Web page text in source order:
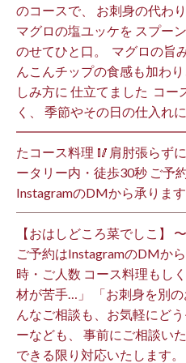
のコースで、 お刺身の代わ
マグロの塩ユッケを スプー
のせてひと口。 ⁡ マグロの旨
んこんチップの食感も加わ
しみ方に 仕立てました️ ⁡ コ
く、 季節やその日の仕入れ
━━━━━━━━━━━━━━ ⁡ 🍽
たコース料理 🥢肩肘張らず
ータリー内・徒歩30秒 ご予
InstagramのDMから承ります ⁡
【おはしどころ菜でしこ】
ご予約はInstagramのDMか
時・ご人数 コース料理もし
材が苦手…」 「お刺身を別
んなご相談も、お気軽にど
ーなども、 事前にご相談い
できる限り対応いたします